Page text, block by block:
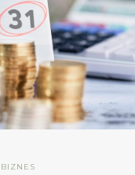
BIZNES